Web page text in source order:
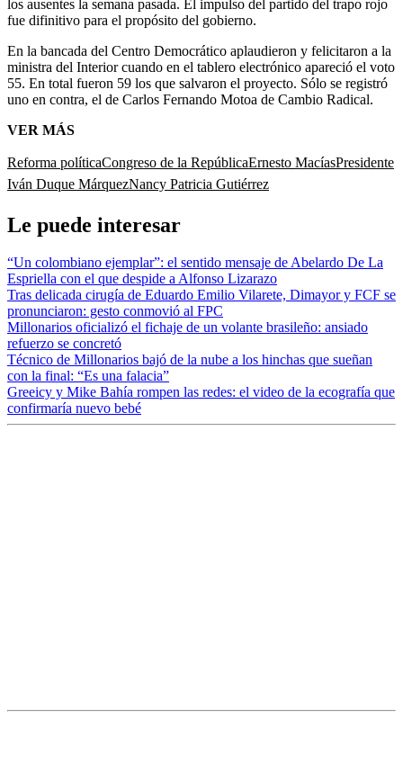
los ausentes la semana pasada. El impulso del partido del trapo rojo
fue difinitivo para el propósito del gobierno.
En la bancada del Centro Democrático aplaudieron y felicitaron a la
ministra del Interior cuando en el tablero electrónico apareció el voto
55. En total fueron 59 los que salvaron el proyecto. Sólo se registró
uno en contra, el de Carlos Fernando Motoa de Cambio Radical.
VER MÁS
Reforma políticaCongreso de la RepúblicaErnesto MacíasPresidente
Iván Duque MárquezNancy Patricia Gutiérrez
Le puede interesar
“Un colombiano ejemplar”: el sentido mensaje de Abelardo De La
Espriella con el que despide a Alfonso Lizarazo
Tras delicada cirugía de Eduardo Emilio Vilarete, Dimayor y FCF se
pronunciaron: gesto conmovió al FPC
Millonarios oficializó el fichaje de un volante brasileño: ansiado
refuerzo se concretó
Técnico de Millonarios bajó de la nube a los hinchas que sueñan
con la final: “Es una falacia”
Greeicy y Mike Bahía rompen las redes: el video de la ecografía que
confirmaría nuevo bebé